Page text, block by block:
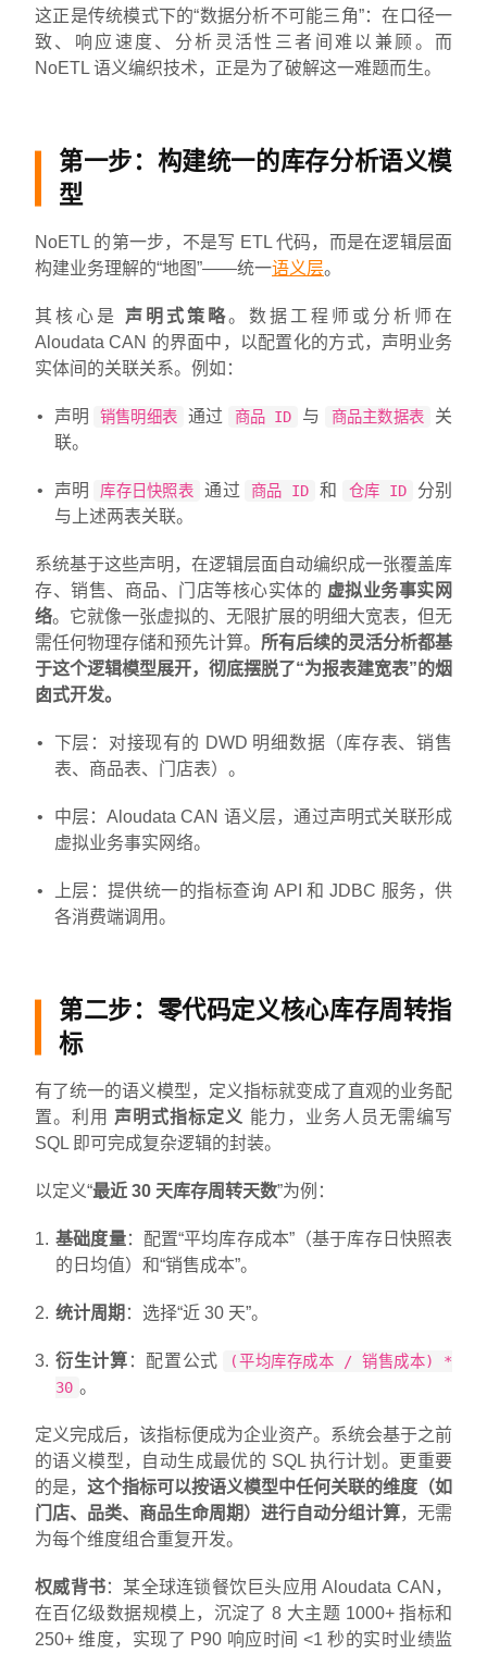
这正是传统模式下的“数据分析不可能三角”：在口径一
致、响应速度、分析灵活性三者间难以兼顾。而
NoETL 语义编织技术，正是为了破解这一难题而生。
第一步：构建统一的库存分析语义模
型
NoETL 的第一步，不是写 ETL 代码，而是在逻辑层面
构建业务理解的“地图”——统一语义层。
其核心是 声明式策略。数据工程师或分析师在
Aloudata CAN 的界面中，以配置化的方式，声明业务
实体间的关联关系。例如：
声明 销售明细表 通过 商品 ID 与 商品主数据表
关
联。
声明 库存日快照表 通过 商品 ID 和 仓库 ID
分别
与上述两表关联。
系统基于这些声明，在逻辑层面自动编织成一张覆盖库
存、销售、商品、门店等核心实体的 虚拟业务事实网
络。它就像一张虚拟的、无限扩展的明细大宽表，但无
需任何物理存储和预先计算。 所有后续的灵活分析都基
于这个逻辑模型展开，彻底摆脱了“为报表建宽表”的烟
囱式开发。
下层：对接现有的 DWD 明细数据（库存表、销售
表、商品表、门店表）。
中层：Aloudata CAN 语义层，通过声明式关联形成
虚拟业务事实网络。
上层：提供统一的指标查询 API 和 JDBC 服务，供
各消费端调用。
第二步：零代码定义核心库存周转指
标
有了统一的语义模型，定义指标就变成了直观的业务配
置。利用 声明式指标定义 能力，业务人员无需编写
SQL 即可完成复杂逻辑的封装。
以定义“最近 30 天库存周转天数”为例：
基础度量：配置“平均库存成本”（基于库存日快照表
的日均值）和“销售成本”。
统计周期 ：选择“近 30 天”。
衍生计算 ：配置公式
(平均库存成本 / 销售成本) *
30 。
定义完成后，该指标便成为企业资产。系统会基于之前
的语义模型，自动生成最优的 SQL 执行计划。更重要
的是， 这个指标可以按语义模型中任何关联的维度（如
门店、品类、商品生命周期）进行自动分组计算，无需
为每个维度组合重复开发。
权威背书：某全球连锁餐饮巨头应用 Aloudata CAN，
在百亿级数据规模上，沉淀了 8 大主题 1000+ 指标和
250+ 维度，实现了 P90 响应时间 <1 秒的实时业绩监